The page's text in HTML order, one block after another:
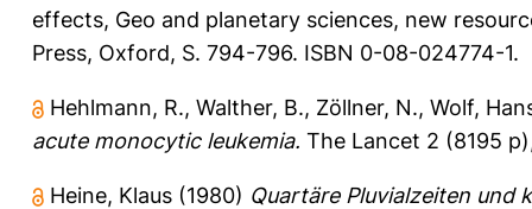
effects, Geo and planetary sciences, new
Press, Oxford, S. 794-796. ISBN 0-08-024774-1.
Hehlmann, R., Walther, B., Zöllner, N., Wolf,
acute monocytic leukemia. The Lancet 2 (8195
Heine, Klaus (1980) Quartäre Pluvialzeiten und